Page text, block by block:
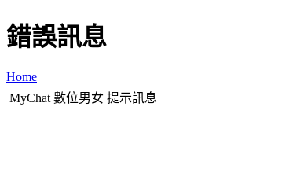
錯誤訊息
Home
MyChat 數位男女 提示訊息